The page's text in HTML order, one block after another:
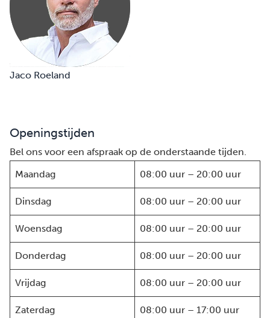
Jaco Roeland
Openingstijden
Bel ons voor een afspraak op de onderstaande tijden.
Maandag
08:00 uur – 20:00 uur
Dinsdag 08:00 uur – 20:00 uur
Woensdag 08:00 uur – 20:00 uur
Donderdag 08:00 uur – 20:00 uur
Vrijdag 08:00 uur – 20:00 uur
Zaterdag 08:00 uur – 17:00 uur